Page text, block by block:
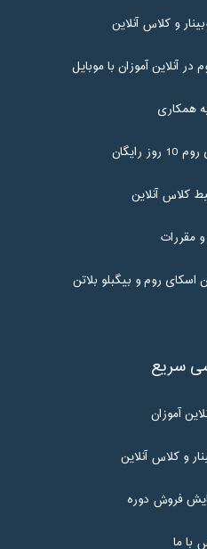
و کلاس آنلاین
آنلاین آموزان با موبایل
همکاری
رایگان
کلاس آنلاین
و مقررات
روم و بیگبلو بلاتن
سریع
آموزان
و کلاس آنلاین
فروش دوره
با ما